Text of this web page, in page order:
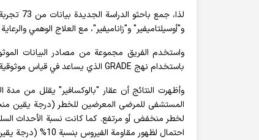
و"أوسيلتاميفير" و"زاناميفير"، مع العلاج الوهمي
باستخدام نهج GRADE الذي يساعد في قياس موثوقية النتائج بناء على عدة عوامل مثل خطر التحيز ودقة التقديرات.
المستشفى للمرضى المعرضين للخطر (درجة يقين
لخطر منخفض أو مرتفع. كما كانت نسبة الأحداث
احتمال لظهور مقاومة الفيروس بنسبة 10% (درجة يقين منخفضة).